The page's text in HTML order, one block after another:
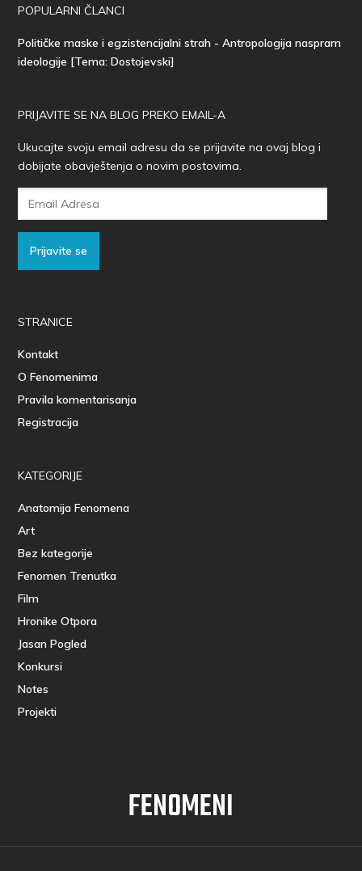
POPULARNI ČLANCI
Političke maske i egzistencijalni strah - Antropologija naspram
ideologije [Tema: Dostojevski]
PRIJAVITE SE NA BLOG PREKO EMAIL-A
Ukucajte svoju email adresu da se prijavite na ovaj blog i
dobijate obavještenja o novim postovima.
Prijavite se
STRANICE
Kontakt
O Fenomenima
Pravila komentarisanja
Registracija
KATEGORIJE
Anatomija Fenomena
Art
Bez kategorije
Fenomen Trenutka
Film
Hronike Otpora
Jasan Pogled
Konkursi
Notes
Projekti
FENOMENI